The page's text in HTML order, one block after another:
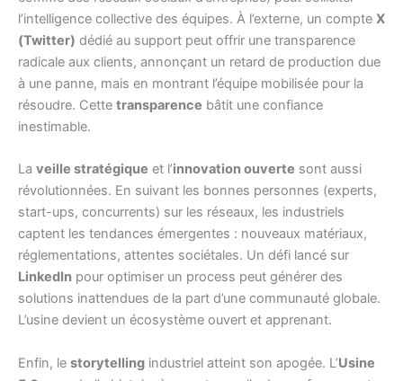
l’intelligence collective des équipes. À l’externe, un compte X
(Twitter) dédié au support peut offrir une transparence
radicale aux clients, annonçant un retard de production due
à une panne, mais en montrant l’équipe mobilisée pour la
résoudre. Cette transparence bâtit une confiance
inestimable.
La veille stratégique et l’innovation ouverte sont aussi
révolutionnées. En suivant les bonnes personnes (experts,
start-ups, concurrents) sur les réseaux, les industriels
captent les tendances émergentes : nouveaux matériaux,
réglementations, attentes sociétales. Un défi lancé sur
LinkedIn pour optimiser un process peut générer des
solutions inattendues de la part d’une communauté globale.
L’usine devient un écosystème ouvert et apprenant.
Enfin, le storytelling industriel atteint son apogée. L’Usine